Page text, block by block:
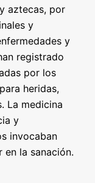
aztecas, por
y
y
registrado
por los
heridas,
La medicina
y
invocaban
en la sanación.